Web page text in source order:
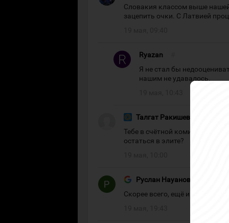
Словакия классом выше
зацепить очки. С Латвией
Ryazan
Я не стал бы
нашим не удавалось.
Талгат Ракишев
Тебе в счётной комиссии бы
остаться в элите?
Руслан Науанов
Скорее всего, ещё и